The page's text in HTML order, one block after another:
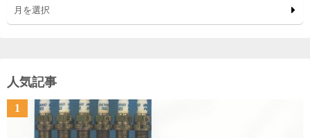
月を選択
人気記事
1